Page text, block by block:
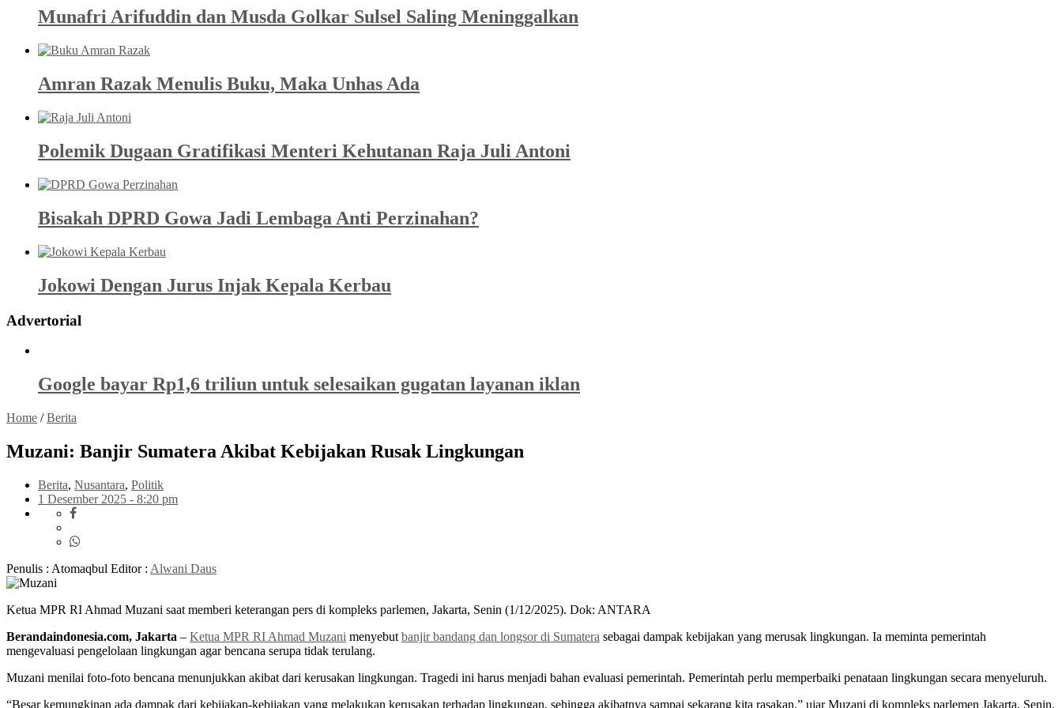
Munafri Arifuddin dan Musda Golkar Sulsel Saling Meninggalkan
Amran Razak Menulis Buku, Maka Unhas Ada
Polemik Dugaan Gratifikasi Menteri Kehutanan Raja Juli Antoni
Bisakah DPRD Gowa Jadi Lembaga Anti Perzinahan?
Jokowi Dengan Jurus Injak Kepala Kerbau
Advertorial
Google bayar Rp1,6 triliun untuk selesaikan gugatan layanan iklan
Home /Berita
Muzani: Banjir Sumatera Akibat Kebijakan Rusak Lingkungan
Berita, Nusantara, Politik
1 Desember 2025 - 8:20 pm
Penulis : Atomaqbul Editor : Alwani Daus
Ketua MPR RI Ahmad Muzani saat memberi keterangan pers di kompleks parlemen, Jakarta, Senin (1/12/2025). Dok: ANTARA
Berandaindonesia.com, Jakarta – Ketua MPR RI Ahmad Muzani menyebut banjir bandang dan longsor di Sumatera sebagai dampak kebijakan yang merusak lingkungan. Ia meminta pemerintah
mengevaluasi pengelolaan lingkungan agar bencana serupa tidak terulang.
Muzani menilai foto-foto bencana menunjukkan akibat dari kerusakan lingkungan. Tragedi ini harus menjadi bahan evaluasi pemerintah. Pemerintah perlu memperbaiki penataan lingkungan secara menyeluruh.
“Besar kemungkinan ada dampak dari kebijakan-kebijakan yang melakukan kerusakan terhadap lingkungan, sehingga akibatnya sampai sekarang kita rasakan,” ujar Muzani di kompleks parlemen Jakarta, Senin.